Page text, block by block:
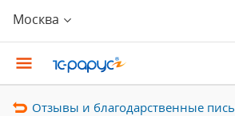
Москва
Отзывы и благодарственные